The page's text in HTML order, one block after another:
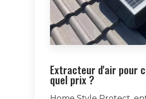
Extracteur d'air pour
quel prix ?